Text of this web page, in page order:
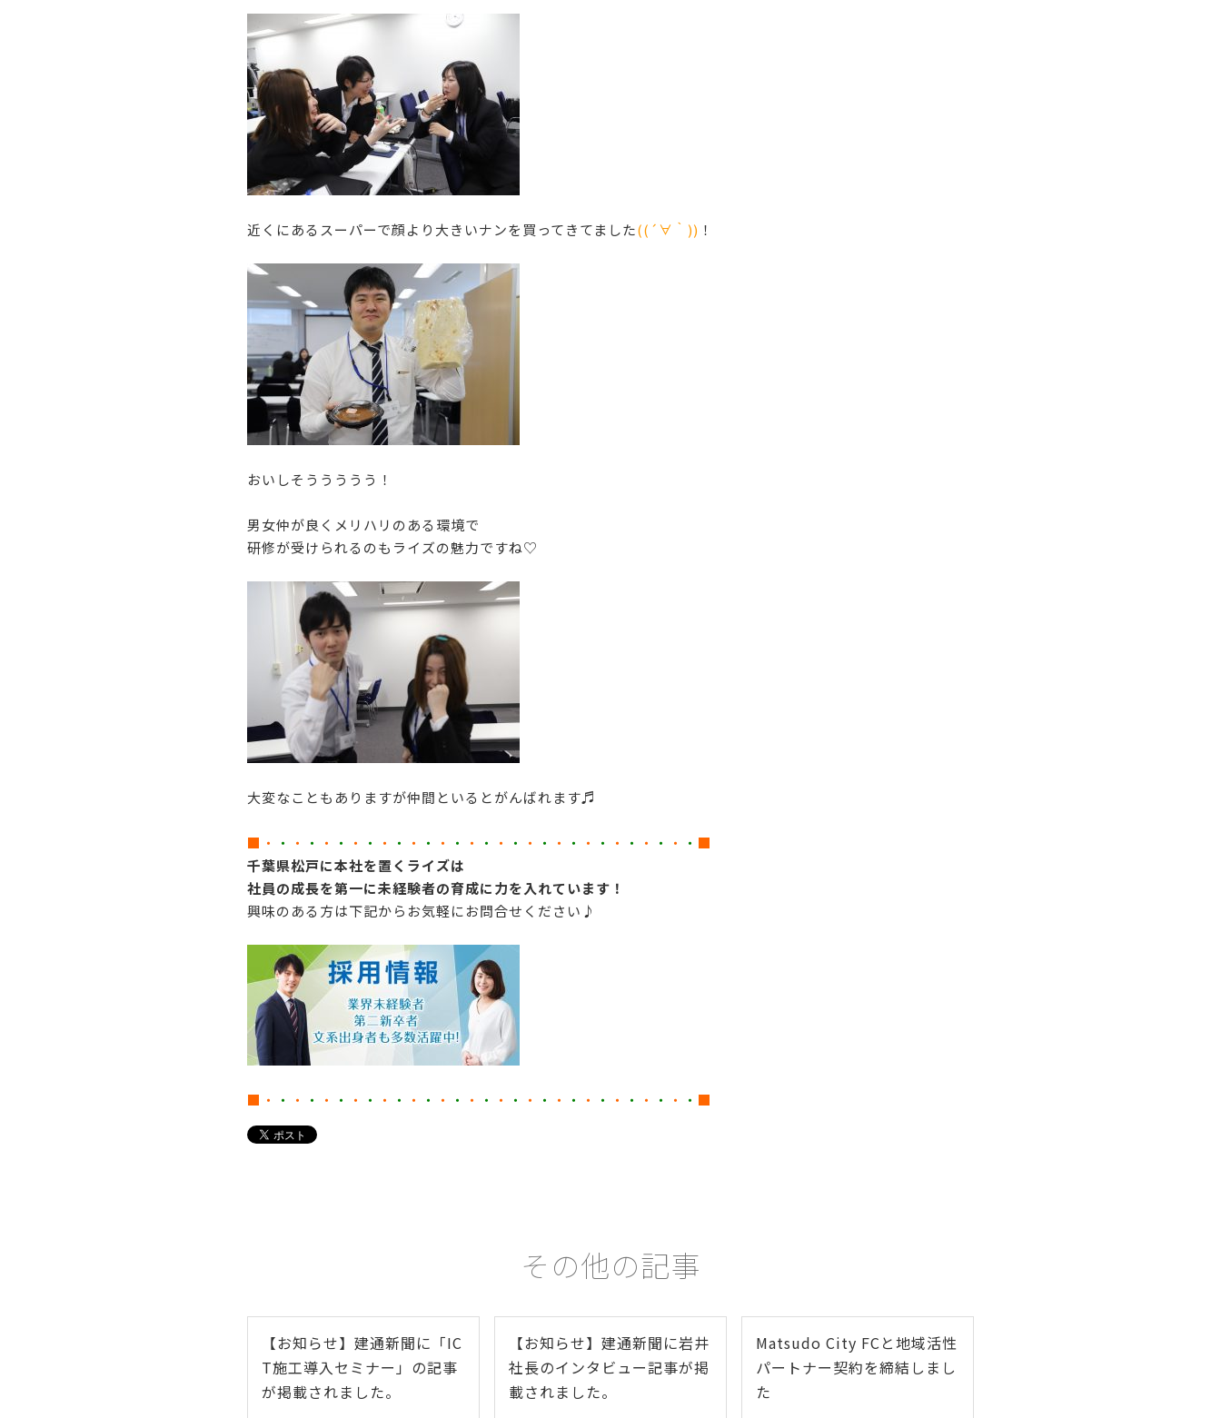
近くにあるスーパーで顔より大きいナンを買ってきてました((´∀｀)) ！
おいしそううううう！
男女仲が良くメリハリのある環境で
研修が受けられるのもライズの魅力ですね♡
大変なこともありますが仲間といるとがんばれます♬
■・ ・ ・ ・ ・ ・ ・ ・ ・ ・ ・ ・ ・ ・ ・ ・ ・ ・ ・ ・ ・ ・ ・ ・ ・ ・ ・ ・ ・ ・ ■
千葉県松戸に本社を置くライズは
社員の成長を第一に未経験者の育成に力を入れています！
興味のある方は下記からお気軽にお問合せください♪
■・ ・ ・ ・ ・ ・ ・ ・ ・ ・ ・ ・ ・ ・ ・ ・ ・ ・ ・ ・ ・ ・ ・ ・ ・ ・ ・ ・ ・ ・ ■
その他の記事
【お知らせ】建通新聞に「IC
T施工導入セミナー」の記事
が掲載されました。
【お知らせ】建通新聞に岩井
社長のインタビュー記事が掲
載されました。
Matsudo City FCと地域活性
パートナー契約を締結しまし
た